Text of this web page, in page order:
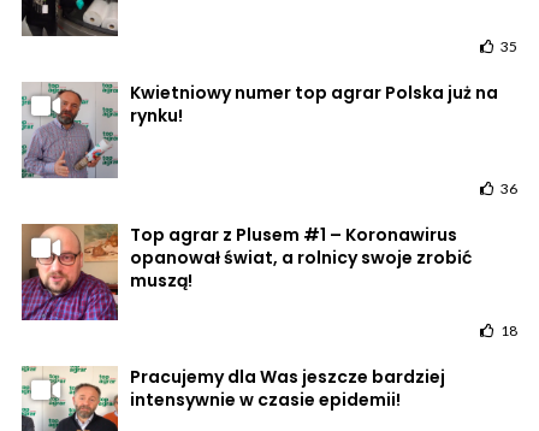
35
Kwietniowy numer top agrar Polska już na
rynku!
36
Top agrar z Plusem #1 – Koronawirus
opanował świat, a rolnicy swoje zrobić
muszą!
18
Pracujemy dla Was jeszcze bardziej
intensywnie w czasie epidemii!